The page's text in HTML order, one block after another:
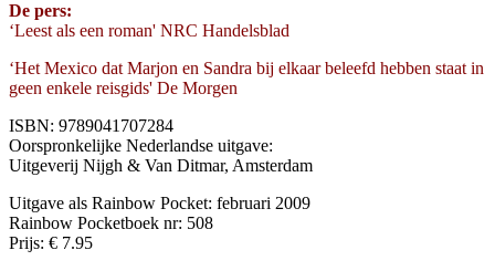
De pers:
‘Leest als een roman' NRC Handelsblad
‘Het Mexico dat Marjon en Sandra bij elkaar beleefd hebben staat in
geen enkele reisgids' De Morgen
ISBN: 9789041707284
Oorspronkelijke Nederlandse uitgave:
Uitgeverij Nijgh & Van Ditmar, Amsterdam
Uitgave als Rainbow Pocket: februari 2009
Rainbow Pocketboek nr: 508
Prijs: € 7.95